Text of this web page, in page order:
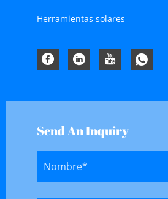
Herramientas solares
Send An Inquiry